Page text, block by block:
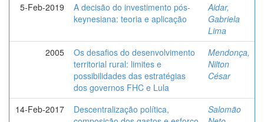
5-Feb-2019
A decisão do investimento pós-
keynesiana: teoria e aplicação
Aidar,
Gabriela
Lima
2005
Os desafios do desenvolvimento
territorial rural: limites e
possibilidades das estratégias
dos governos FHC e Lula
Mendonça,
Nilton
César
14-Feb-2017
Descentralização política,
Salomão